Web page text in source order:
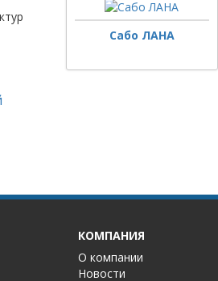
Сабо ЛАНА
КОМПАНИЯ
О компании
Новости